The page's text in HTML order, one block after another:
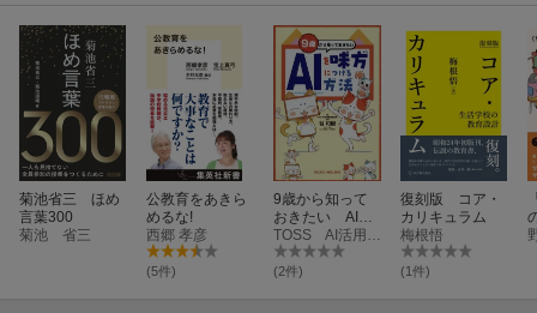
菊池省三 ほめ
言葉300
菊池 省三
公教育をあきら
めるな!
西郷 孝彦
(5件)
9歳から知って
おきたい AIを
味方につける方
法
TOSS AI活⽤教育研究会
(2件)
復刻版 コア・
カリキュラム
梅根悟
(1件)